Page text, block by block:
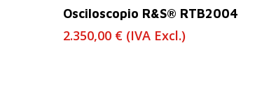
Leer Más
Osciloscopio R&S® RTB2004
2.350,00 € (IVA Excl.)